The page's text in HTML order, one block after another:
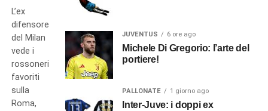
L’ex
difensore
del Milan
vede i
rossoneri
favoriti
sulla
Roma,
JUVENTUS 6 ore ago
Michele Di Gregorio: l’arte del
portiere!
PALLONATE 1 giorno ago
Inter-Juve: i doppi ex